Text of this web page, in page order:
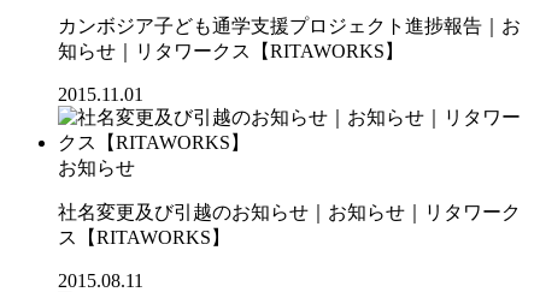
カンボジア子ども通学支援プロジェクト進捗報告｜お
知らせ｜リタワークス【RITAWORKS】
2015.11.01
お知らせ
社名変更及び引越のお知らせ｜お知らせ｜リタワーク
ス【RITAWORKS】
2015.08.11